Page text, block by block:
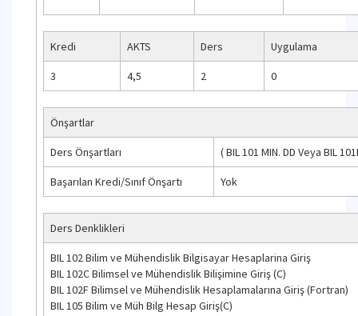
Kredi AKTS Ders Uygulama
3 4,5 2 0
Önşartlar
Ders Önşartları (BIL 101 MIN. DD Veya BIL
Başarılan Kredi/Sınıf Önşartı Yok
Ders Denklikleri
BIL 102 Bilim ve Mühendislik Bilgisayar Hesaplarina Giriş
BIL 102C Bilimsel ve Mühendislik Bilişimine Giriş (C)
BIL 102F Bilimsel ve Mühendislik Hesaplamalarına Giriş (Fortran)
BIL 105 Bilim ve Müh Bilg Hesap Giriş(C)